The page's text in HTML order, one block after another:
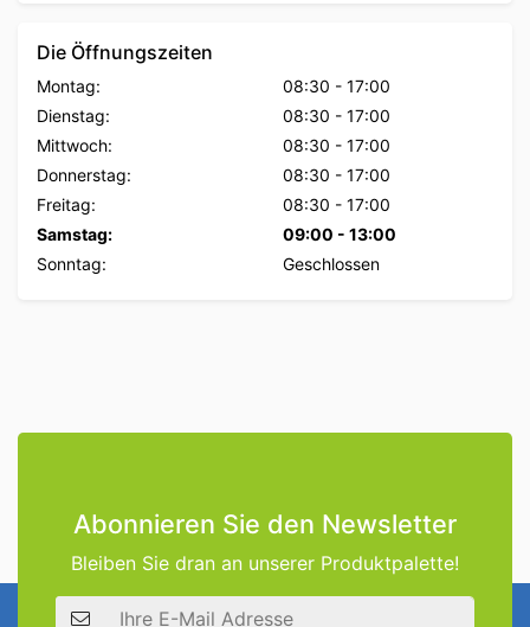
Die Öffnungszeiten
Montag: 08:30 - 17:00
Dienstag:
08:30 - 17:00
Mittwoch:
08:30 - 17:00
Donnerstag:
08:30 - 17:00
Freitag:
08:30 - 17:00
Samstag:
09:00 - 13:00
Sonntag:
Geschlossen
Abonnieren Sie den Newsletter
Bleiben Sie dran an unserer Produktpalette!
E-Mail Adresse